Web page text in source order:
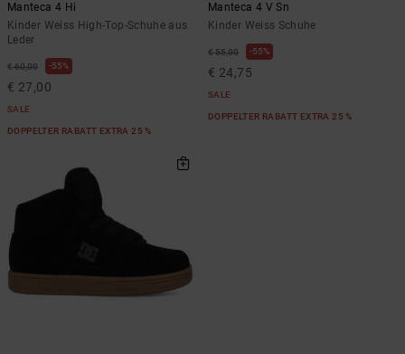
Manteca 4 Hi
Kinder Weiss High-Top-Schuhe aus
Leder
€ 60,00 55%
€ 27,00
SALE
DOPPELTER RABATT EXTRA 25 %
Manteca 4 V Sn
Kinder Weiss Schuhe
€ 55,00 55%
€ 24,75
SALE
DOPPELTER RABATT EXTRA 25 %